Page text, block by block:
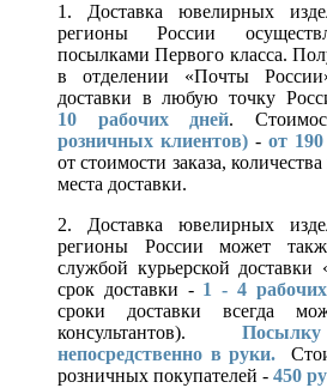
1. Доставка ювелирных
регионы России
посылками Первого класса.
в отделении «Почты
доставки в любую точку
10 рабочих дней.
розничных клиентов)- от
от стоимости заказа,
места доставки.
2. Доставка ювелирных
регионы России может
службой курьерской
срок доставки - 1 - 4
сроки доставки всегда
консультантов).
непосредственно в руки.
розничных покупателей - 450